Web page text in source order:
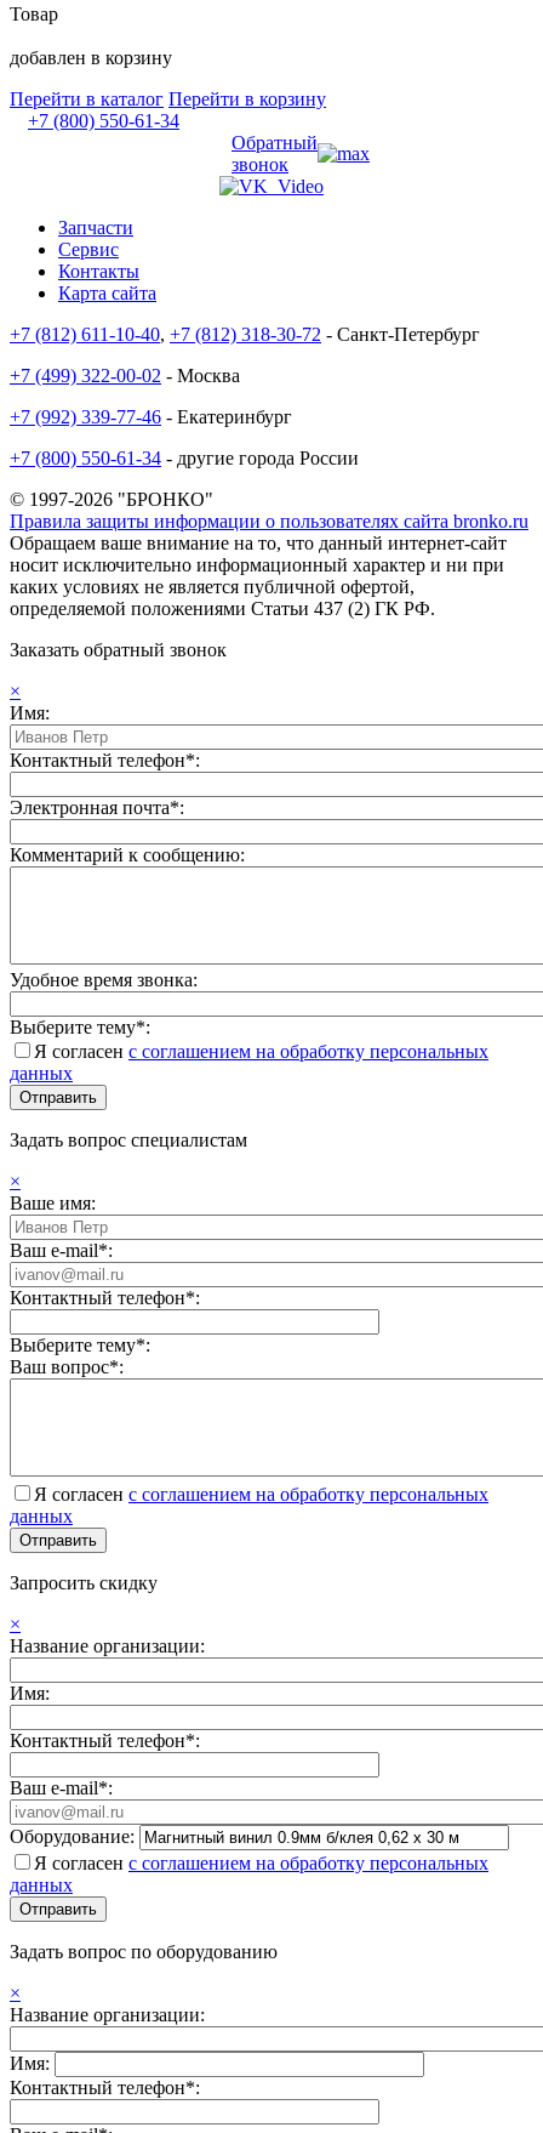
Товар
добавлен в корзину
Перейти в каталог Перейти в корзину
+7 (800) 550-61-34
Обратный
звонок
Запчасти
Сервис
Контакты
Карта сайта
+7 (812) 611-10-40, +7 (812) 318-30-72 - Санкт-Петербург
+7 (499) 322-00-02 - Москва
+7 (992) 339-77-46 - Екатеринбург
+7 (800) 550-61-34 - другие города России
© 1997-2026 "БРОНКО"
Правила защиты информации о пользователях сайта bronko.ru
Обращаем ваше внимание на то, что данный интернет-сайт
носит исключительно информационный характер и ни при
каких условиях не является публичной офертой,
определяемой положениями Статьи 437 (2) ГК РФ.
Заказать обратный звонок
×
Имя:
Контактный телефон*:
Электронная почта*:
Комментарий к сообщению:
Удобное время звонка:
Выберите тему*:
Я согласен с соглашением на обработку персональных
данных
Задать вопрос специалистам
×
Ваше имя:
Ваш e-mail*:
Контактный телефон*:
Выберите тему*:
Ваш вопрос*:
Я согласен с соглашением на обработку персональных
данных
Запросить скидку
×
Название организации:
Имя:
Контактный телефон*:
Ваш e-mail*:
Оборудование:
Я согласен с соглашением на обработку персональных
данных
Задать вопрос по оборудованию
×
Название организации:
Имя:
Контактный телефон*: